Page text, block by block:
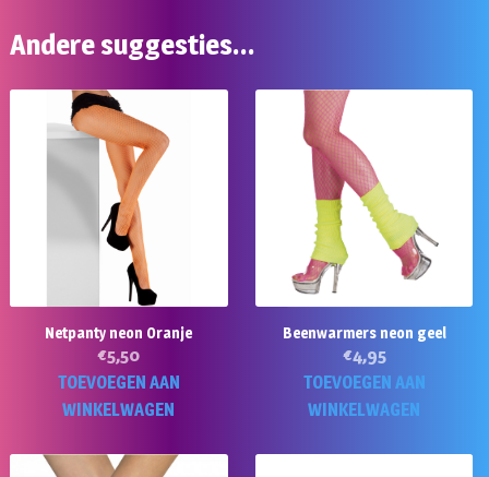
Andere suggesties…
Netpanty neon Oranje
€5,50
TOEVOEGEN AAN
WINKELWAGEN
Beenwarmers neon geel
€4,95
TOEVOEGEN AAN
WINKELWAGEN